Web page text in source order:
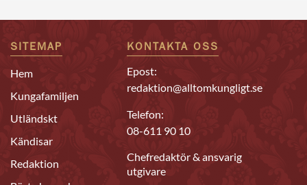
SITEMAP
Hem
Kungafamiljen
Utländskt
Kändisar
Redaktion
KONTAKTA OSS
Epost:
redaktion@alltomkungligt.se
Telefon:
08-611 90 10
Chefredaktör & ansvarig
utgivare